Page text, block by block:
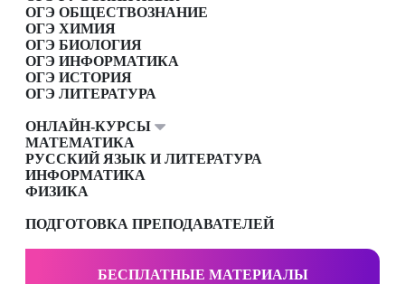
ОГЭ ОБЩЕСТВОЗНАНИЕ
ОГЭ ХИМИЯ
ОГЭ БИОЛОГИЯ
ОГЭ ИНФОРМАТИКА
ОГЭ ИСТОРИЯ
ОГЭ ЛИТЕРАТУРА
ОНЛАЙН-КУРСЫ
МАТЕМАТИКА
РУССКИЙ ЯЗЫК И ЛИТЕРАТУРА
ИНФОРМАТИКА
ФИЗИКА
ПОДГОТОВКА ПРЕПОДАВАТЕЛЕЙ
БЕСПЛАТНЫЕ МАТЕРИАЛЫ